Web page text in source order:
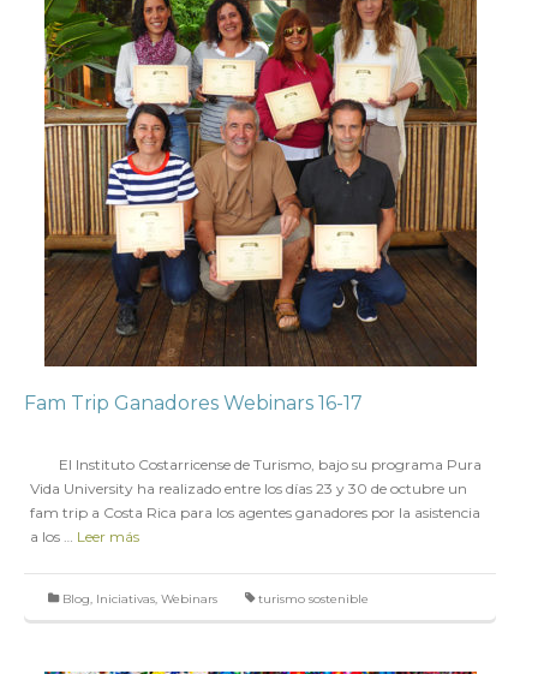
Fam Trip Ganadores Webinars 16-17
El Instituto Costarricense de Turismo, bajo su programa Pura
Vida University ha realizado entre los días 23 y 30 de octubre un
fam trip a Costa Rica para los agentes ganadores por la asistencia
a los … Leer más
Blog Iniciativas Webinars turismo sostenible